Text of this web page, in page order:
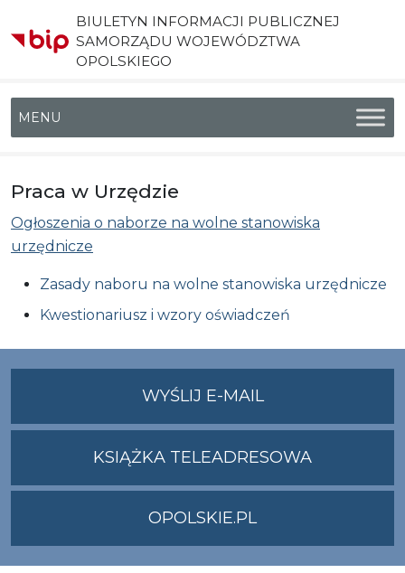
BIULETYN INFORMACJI PUBLICZNEJ
SAMORZĄDU WOJEWÓDZTWA
OPOLSKIEGO
Menu główne
Praca w Urzędzie
Ogłoszenia o naborze na wolne stanowiska
urzędnicze
Zasady naboru na wolne stanowiska urzędnicze
Kwestionariusz i wzory oświadczeń
WYŚLIJ E-MAILNA
ADRES
KSIĄŻKA TELEADRESOWA
OPOLSKIE.PL